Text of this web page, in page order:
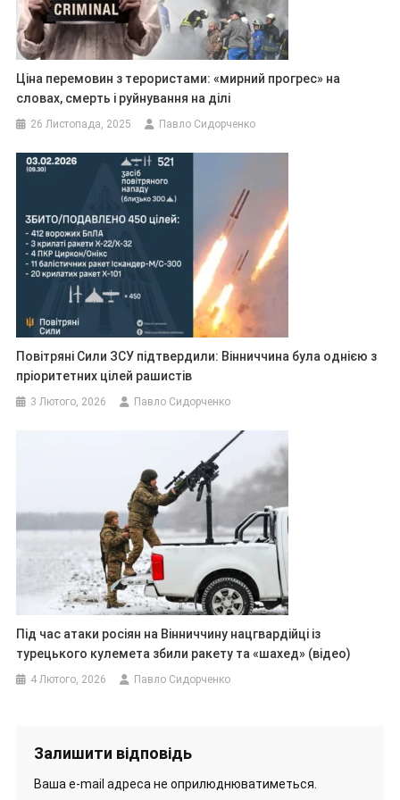
Ціна перемовин з терористами: «мирний прогрес» на
словах, смерть і руйнування на ділі
26 Листопада, 2025 Павло Сидорченко
Повітряні Сили ЗСУ підтвердили: Вінниччина була однією з
пріоритетних цілей рашистів
3 Лютого, 2026 Павло Сидорченко
Під час атаки росіян на Вінниччину нацгвардійці із
турецького кулемета збили ракету та «шахед» (відео)
4 Лютого, 2026 Павло Сидорченко
Залишити відповідь
Ваша e-mail адреса не оприлюднюватиметься.